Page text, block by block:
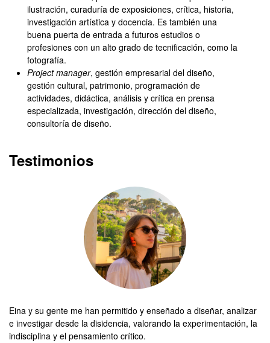
ilustración, curaduría de exposiciones, crítica, historia,
investigación artística y docencia. Es también una
buena puerta de entrada a futuros estudios o
profesiones con un alto grado de tecnificación, como la
fotografía.
Project manager, gestión empresarial del diseño,
gestión cultural, patrimonio, programación de
actividades, didáctica, análisis y crítica en prensa
especializada, investigación, dirección del diseño,
consultoría de diseño.
Testimonios
Eina y su gente me han permitido y enseñado a diseñar, analizar
e investigar desde la disidencia, valorando la experimentación, la
indisciplina y el pensamiento crítico.